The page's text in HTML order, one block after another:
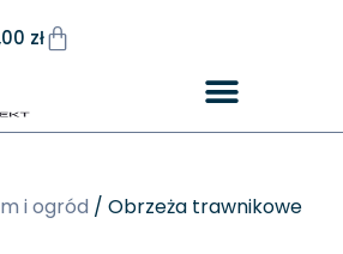
zł
i ogród / Obrzeża trawnikowe